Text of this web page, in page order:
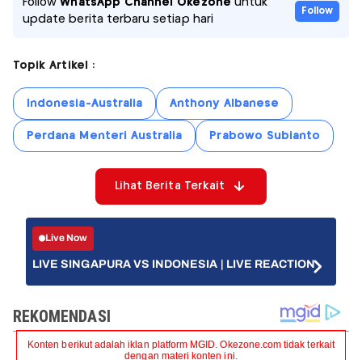
update berita terbaru setiap hari
Follow
Topik Artikel :
Indonesia-Australia Anthony Albanese
Perdana Menteri Australia Prabowo Subianto
Lihat Berita Terkait
Live Now
LIVE SINGAPURA VS INDONESIA | LIVE REACTION